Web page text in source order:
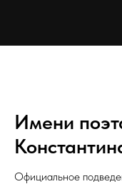
Имени
Официальное